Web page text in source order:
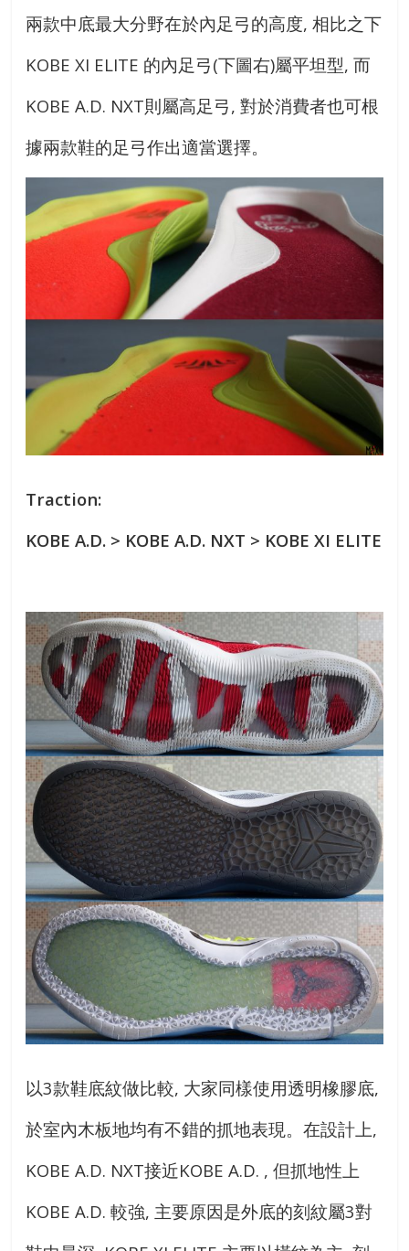
兩款中底最大分野在於內足弓的高度, 相比之下
KOBE XI ELITE 的內足弓(下圖右)屬平坦型, 而
KOBE A.D. NXT則屬高足弓, 對於消費者也可根
據兩款鞋的足弓作出適當選擇。
Traction:
KOBE A.D. > KOBE A.D. NXT > KOBE XI ELITE
以3款鞋底紋做比較, 大家同樣使用透明橡膠底,
於室內木板地均有不錯的抓地表現。在設計上,
KOBE A.D. NXT接近KOBE A.D. , 但抓地性上
KOBE A.D. 較強, 主要原因是外底的刻紋屬3對